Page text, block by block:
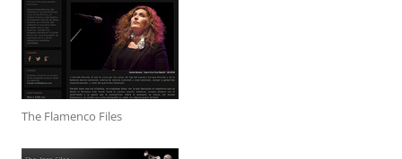
The Flamenco Files